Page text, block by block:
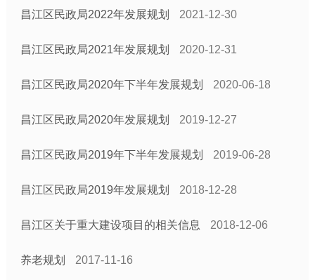
昌江区民政局2022年发展规划 2021-12-30
昌江区民政局2021年发展规划 2020-12-31
昌江区民政局2020年下半年发展规划 2020-06-18
昌江区民政局2020年发展规划 2019-12-27
昌江区民政局2019年下半年发展规划 2019-06-28
昌江区民政局2019年发展规划 2018-12-28
昌江区关于重大建设项目的相关信息 2018-12-06
养老规划 2017-11-16